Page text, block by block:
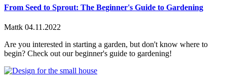
From Seed to Sprout: The Beginner's Guide to Gardening
Mattk 04.11.2022
Are you interested in starting a garden, but don't know where to
begin? Check out our beginner's guide to gardening!